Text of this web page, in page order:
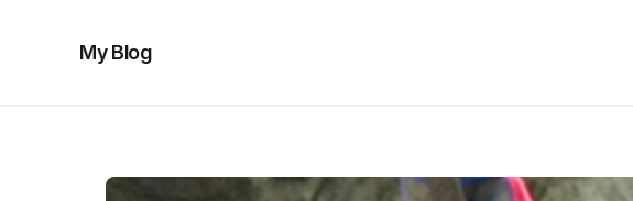
My Blog